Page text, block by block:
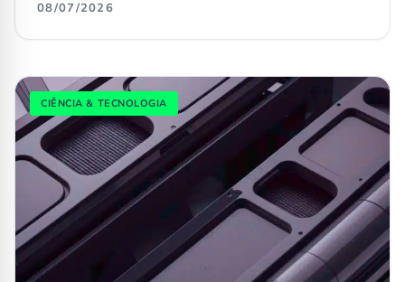
08/07/2026
CIÊNCIA & TECNOLOGIA